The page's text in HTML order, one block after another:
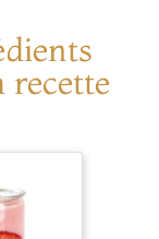
recette